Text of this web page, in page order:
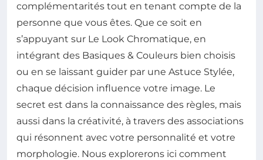
complémentarités tout en tenant compte de la
personne que vous êtes. Que ce soit en
s’appuyant sur Le Look Chromatique, en
intégrant des Basiques & Couleurs bien choisis
ou en se laissant guider par une Astuce Stylée,
chaque décision influence votre image. Le
secret est dans la connaissance des règles, mais
aussi dans la créativité, à travers des associations
qui résonnent avec votre personnalité et votre
morphologie. Nous explorerons ici comment